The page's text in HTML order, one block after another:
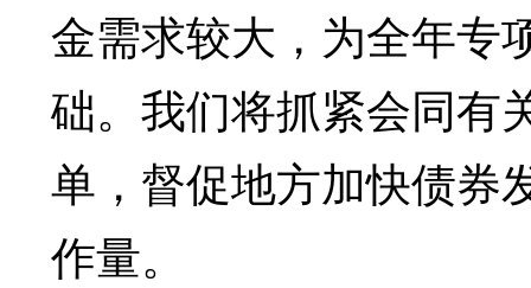
金需求较大，为全年专
础。我们将抓紧会同有
单，督促地方加快债券
作量。